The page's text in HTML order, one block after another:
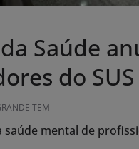
Saúde
do SUS
TEM
saúde mental de